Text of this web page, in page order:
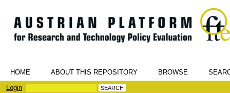
HOME ABOUT THIS REPOSITORY BROWSE
Login